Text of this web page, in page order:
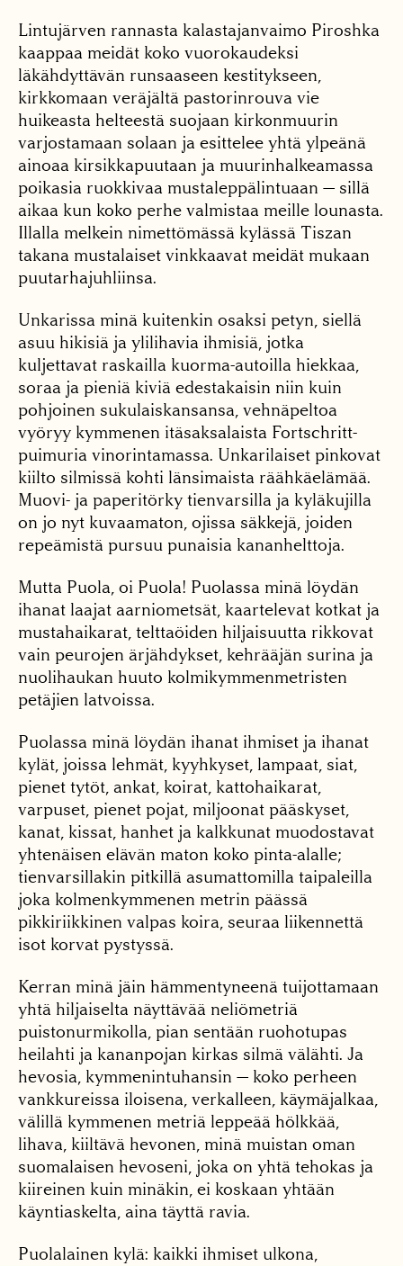
Lintujärven rannasta kalastajanvaimo Piroshka
kaappaa meidät koko vuo­rokaudeksi
läkähdyttävän runsaaseen kestitykseen,
kirkkomaan veräjältä pastorinrouva vie
huikeasta helteestä suojaan kirkonmuurin
varjostamaan so­laan ja esittelee yhtä ylpeä­nä
ainoaa kirsikkapuutaan ja muurinhalkeamassa
poi­kasia ruokkivaa mustaleppälintuaan — sillä
aikaa kun koko perhe valmistaa meille lounasta.
Illalla mel­kein nimettömässä kylässä Tiszan
takana mustalaiset vinkkaavat meidät mukaan
puutarhajuhliinsa.
Unkarissa minä kuiten­kin osaksi petyn, siellä
asuu hikisiä ja ylilihavia ihmisiä, jotka
kuljettavat raskailla kuorma-autoilla hiekkaa,
soraa ja pieniä ki­viä edestakaisin niin kuin
pohjoinen sukulaiskansan­sa, vehnäpeltoa
vyöryy kymmenen itäsaksalaista Fortschritt-
puimuria vinorintamassa. Unkarilaiset pinkovat
kiilto silmissä kohti länsimaista räähkäelämää.
Muovi- ja paperitörky tienvarsilla ja kyläkujilla
on jo nyt kuvaama­ton, ojissa säkkejä, joiden
repeämistä pursuu punaisia kananhelttoja.
Mutta Puola, oi Puola! Puolassa minä löydän
iha­nat laajat aarniometsät, kaartelevat kotkat ja
mus­tahaikarat, telttaöiden hil­jaisuutta rikkovat
vain peurojen ärjähdykset, keh­rääjän surina ja
nuolihaukan huuto kolmikymmenmetristen
petäjien latvois­sa.
Puolassa minä löydän ihanat ihmiset ja ihanat
kylät, joissa lehmät, kyyhkyset, lampaat, siat,
pienet tytöt, ankat, koirat, kattohaikarat,
varpuset, pienet pojat, miljoonat pääskyset,
kanat, kissat, hanhet ja kalkkunat muodostavat
yhtenäisen elävän maton koko pinta-alalle;
tienvarsillakin pitkillä asumattomilla taipaleilla
joka kolmenkymmenen metrin päässä
pikkiriikkinen valpas koira, seuraa liikennettä
isot korvat pystyssä.
Kerran minä jäin hämmentyneenä tuijottamaan
yhtä hiljaiselta näyttävää neliömetriä
puistonurmikolla, pian sentään ruohotupas
heilahti ja kananpojan kirkas silmä vä­lähti. Ja
hevosia, kymmenintuhansin — koko per­heen
vankkureissa iloisena, verkalleen, käymäjalkaa,
välillä kymmenen metriä leppeää hölkkää,
lihava, kiiltävä hevonen, minä muistan oman
suomalaisen hevoseni, joka on yhtä te­hokas ja
kiireinen kuin mi­näkin, ei koskaan yhtään
käyntiaskelta, aina täyttä ravia.
Puolalainen kylä: kaikki ihmiset ulkona,